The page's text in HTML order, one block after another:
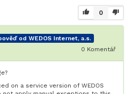
0
od WEDOS Internet, a.s.
0 Komentář
on a service version of WEDOS